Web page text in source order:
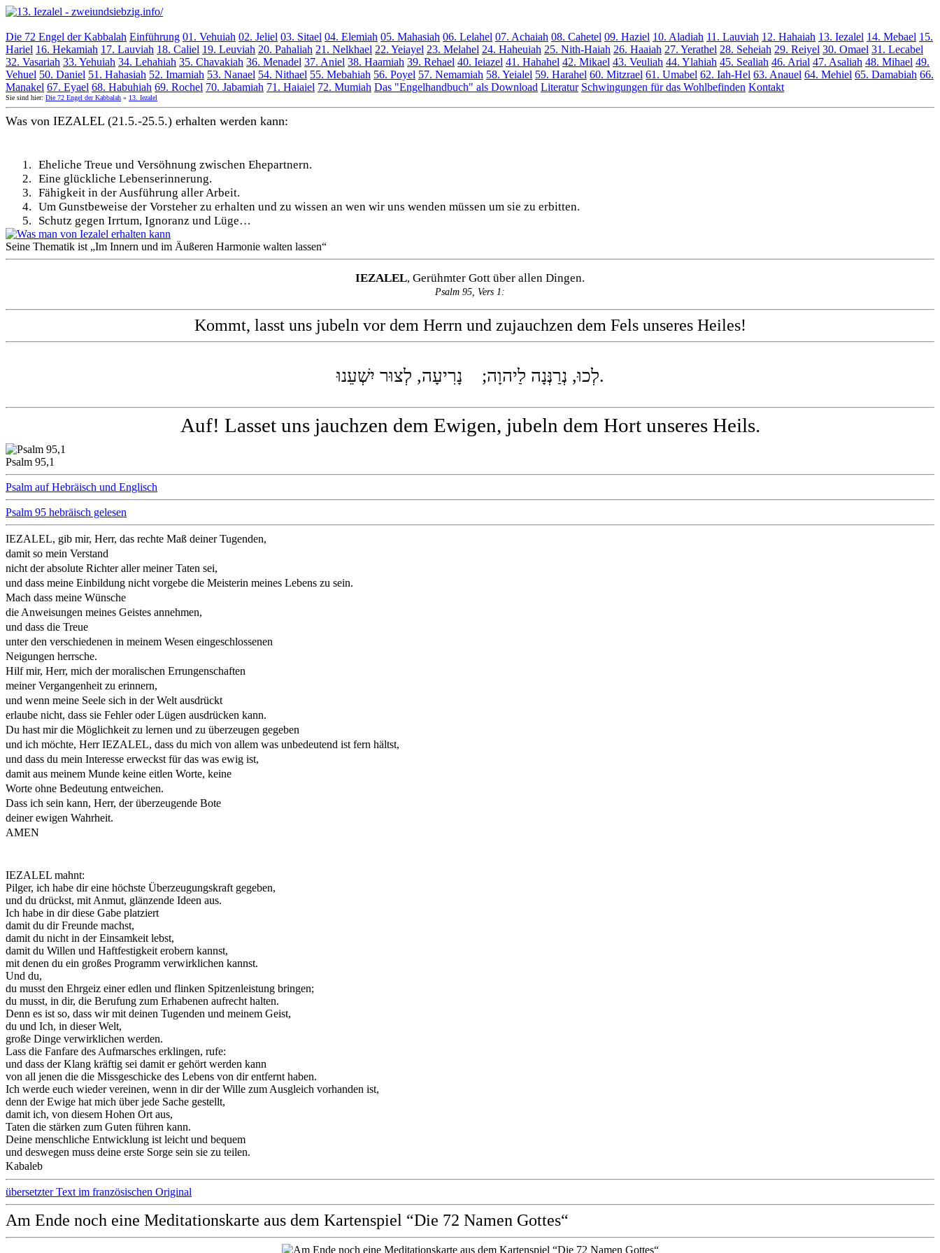
Die 72 Engel der Kabbalah Einführung 01. Vehuiah 02. Jeliel 03. Sitael 04. Elemiah 05. Mahasiah 06. Lelahel 07. Achaiah 08. Cahetel 09. Haziel 10. Aladiah 11. Lauviah 12. Hahaiah 13. Iezalel 14. Mebael 15.
Hariel 16. Hekamiah 17. Lauviah 18. Caliel 19. Leuviah 20. Pahaliah 21. Nelkhael 22. Yeiayel 23. Melahel 24. Haheuiah 25. Nith-Haiah 26. Haaiah 27. Yerathel 28. Seheiah 29. Reiyel 30. Omael 31. Lecabel
32. Vasariah 33. Yehuiah 34. Lehahiah 35. Chavakiah 36. Menadel 37. Aniel 38. Haamiah 39. Rehael 40. Ieiazel 41. Hahahel 42. Mikael 43. Veuliah 44. Ylahiah 45. Sealiah 46. Arial 47. Asaliah 48. Mihael 49.
Vehuel 50. Daniel 51. Hahasiah 52. Imamiah 53. Nanael 54. Nithael 55. Mebahiah 56. Poyel 57. Nemamiah 58. Yeialel 59. Harahel 60. Mitzrael 61. Umabel 62. Iah-Hel 63. Anauel 64. Mehiel 65. Damabiah 66.
Manakel 67. Eyael 68. Habuhiah 69. Rochel 70. Jabamiah 71. Haiaiel 72. Mumiah Das "Engelhandbuch" als Download Literatur Schwingungen für das Wohlbefinden Kontakt
Sie sind hier: Die 72 Engel der Kabbalah » 13. Iezalel
Was von IEZALEL (21.5.-25.5.) erhalten werden kann:
1. Eheliche Treue und Versöhnung zwischen Ehepartnern.
2. Eine glückliche Lebenserinnerung.
3. Fähigkeit in der Ausführung aller Arbeit.
4. Um Gunstbeweise der Vorsteher zu erhalten und zu wissen an wen wir uns wenden müssen um sie zu erbitten.
5.
Schutz gegen Irrtum, Ignoranz und Lüge…
Seine Thematik ist „Im Innern und im Äußeren Harmonie walten lassen“
IEZALEL, Gerühmter Gott über allen Dingen.
Psalm 95, Vers 1:
Kommt, lasst uns jubeln vor dem Herrn und zujauchzen dem Fels unseres Heiles!
לְכוּ, נְרַנְּנָה לַיהוָה; נָרִיעָה, לְצוּר יִשְׁעֵנוּ.
Auf! Lasset uns jauchzen dem Ewigen, jubeln dem Hort unseres Heils.
Psalm 95,1
Psalm auf Hebräisch und Englisch
Psalm 95 hebräisch gelesen
IEZALEL, gib mir, Herr, das rechte Maß deiner Tugenden,
damit so mein Verstand
nicht der absolute Richter aller meiner Taten sei,
und dass meine Einbildung nicht vorgebe die Meisterin meines Lebens zu sein.
Mach dass meine Wünsche
die Anweisungen meines Geistes annehmen,
und dass die Treue
unter den verschiedenen in meinem Wesen eingeschlossenen
Neigungen herrsche.
Hilf mir, Herr, mich der moralischen Errungenschaften
meiner Vergangenheit zu erinnern,
und wenn meine Seele sich in der Welt ausdrückt
erlaube nicht, dass sie Fehler oder Lügen ausdrücken kann.
Du hast mir die Möglichkeit zu lernen und zu überzeugen gegeben
und ich möchte, Herr IEZALEL, dass du mich von allem was unbedeutend ist fern hältst,
und dass du mein Interesse erweckst für das was ewig ist,
damit aus meinem Munde keine eitlen Worte, keine
Worte ohne Bedeutung entweichen.
Dass ich sein kann, Herr, der überzeugende Bote
deiner ewigen Wahrheit.
AMEN
IEZALEL mahnt:
Pilger, ich habe dir eine höchste Überzeugungskraft gegeben,
und du drückst, mit Anmut, glänzende Ideen aus.
Ich habe in dir diese Gabe platziert
damit du dir Freunde machst,
damit du nicht in der Einsamkeit lebst,
damit du Willen und Haftfestigkeit erobern kannst,
mit denen du ein großes Programm verwirklichen kannst.
Und du,
du musst den Ehrgeiz einer edlen und flinken Spitzenleistung bringen;
du musst, in dir, die Berufung zum Erhabenen aufrecht halten.
Denn es ist so, dass wir mit deinen Tugenden und meinem Geist,
du und Ich, in dieser Welt,
große Dinge verwirklichen werden.
Lass die Fanfare des Aufmarsches erklingen, rufe:
und dass der Klang kräftig sei damit er gehört werden kann
von all jenen die die Missgeschicke des Lebens von dir entfernt haben.
Ich werde euch wieder vereinen, wenn in dir der Wille zum Ausgleich vorhanden ist,
denn der Ewige hat mich über jede Sache gestellt,
damit ich, von diesem Hohen Ort aus,
Taten die stärken zum Guten führen kann.
Deine menschliche Entwicklung ist leicht und bequem
und deswegen muss deine erste Sorge sein sie zu teilen.
Kabaleb
übersetzter Text im französischen Original
Am Ende noch eine Meditationskarte aus dem Kartenspiel “Die 72 Namen Gottes“